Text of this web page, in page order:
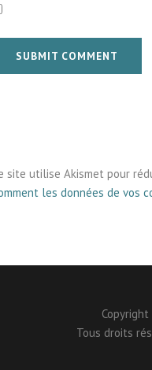
SUBMIT COMMENT
site utilise Akismet pour
les données de vos
Tous droits